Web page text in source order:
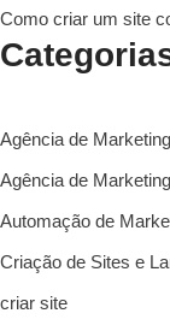
Como criar um site
Agência de
Agência de
Automação de
Criação de Sites e
criar site